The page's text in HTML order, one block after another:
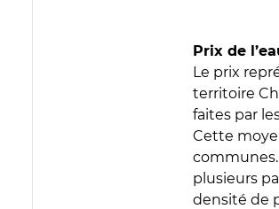
Prix de
Le prix
territoire
faites par
Cette
communes.
plusieurs
densité de